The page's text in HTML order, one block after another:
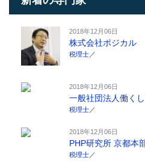
2018年12月06日
株式会社ポジカル
税理士 ／
2018年12月06日
一般社団法人働く
税理士 ／
2018年12月06日
PHP研究所 京都本
税理士 ／